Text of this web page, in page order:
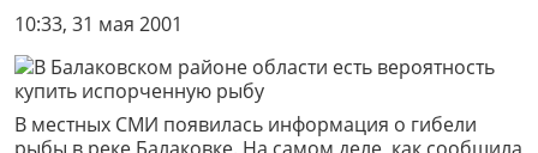
10:33, 31 мая 2001
В местных СМИ появилась информация о гибели